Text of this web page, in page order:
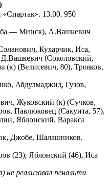
«Спартак». 13.00. 950
— Минск), А.Вашкевич
Кухарчик, Иса,
(Соколовский,
(к) (Велисевич, 80), Трояков,
Абдулмаджид, Гузов,
Жуковский (к) (Сучков,
Павлюковец (Сакуита, 57),
Яблонский, Варакса
Джобе, Шалашников.
(23), Яблонский (46), Иса
реализовал пенальти